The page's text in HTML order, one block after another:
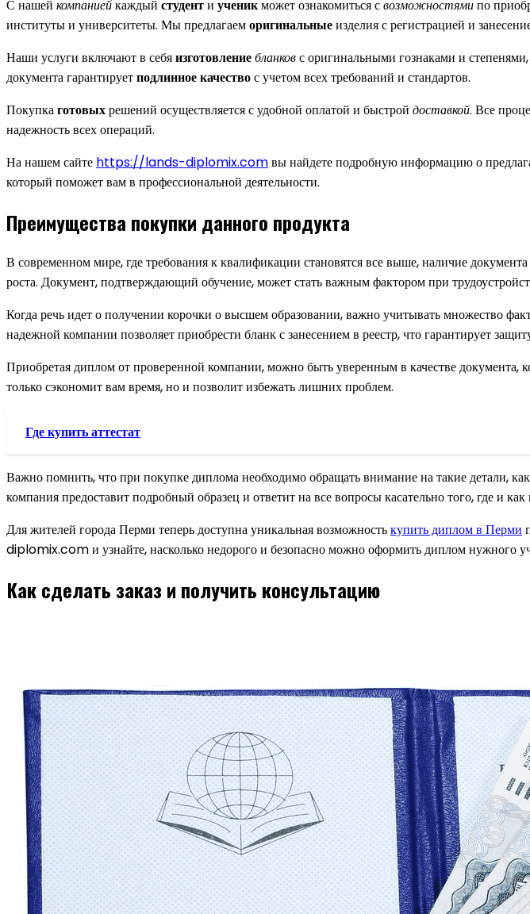
С нашей компаниейкаждый студенти ученикможет ознакомиться свозможностямипо
институты и университеты. Мы предлагаеморигинальныеизделия с регистрацией и
Наши услуги включают в себяизготовлениебланковс оригинальными гознаками и
документа гарантируетподлинное качествос учетом всех требований и стандартов.
Покупкаготовыхрешений осуществляется с удобной оплатой и быстрой доставкой. Все
надежность всех операций.
На нашем сайте https://lands-diplomix.comвы найдете подробную информацию о
который поможет вам в профессиональной деятельности.
Преимущества покупки данного продукта
В современном мире, где требования к квалификации становятся все выше, наличие
роста. Документ, подтверждающий обучение, может стать важным фактором при
Когда речь идет о получении корочки о высшем образовании, важно учитывать множество
надежной компании позволяет приобрести бланк с занесением в реестр, что гарантирует
Приобретая диплом от проверенной компании, можно быть уверенным в качестве
только сэкономит вам время, но и позволит избежать лишних проблем.
Где купить аттестат
Важно помнить, что при покупке диплома необходимо обращать внимание на такие детали,
компания предоставит подробный образец и ответит на все вопросы касательно того, где и
Для жителей города Перми теперь доступна уникальная возможностькупить диплом в Перми
diplomix.com и узнайте, насколько недорого и безопасно можно оформить диплом нужного
Как сделать заказ и получить консультацию